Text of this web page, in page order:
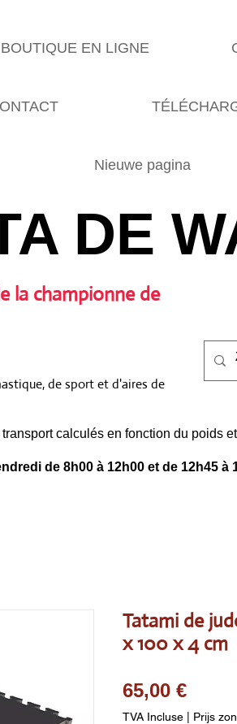
BOUTIQUE EN LIGNE
Nieuwe pagina
DE
la championne de
calculés en fonction du poids
de sport et d'aires de
de 8h00 à 12h00 et de 12h45 à
Tatami de
x 100 x 4 cm
65,00 €Prix
TVA Incluse Prijs